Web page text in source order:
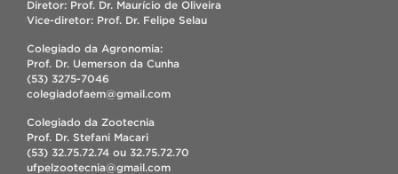
Diretor: Prof. Dr. Maurício de Oliveira
Vice-diretor: Prof. Dr. Felipe Selau
Colegiado da Agronomia:
Prof. Dr. Uemerson da Cunha
(53) 3275-7046
colegiadofaem@gmail.com
Colegiado da Zootecnia
Prof. Dr. Stefani Macari
(53) 32.75.72.74 ou 32.75.72.70
ufpelzootecnia@gmail.com